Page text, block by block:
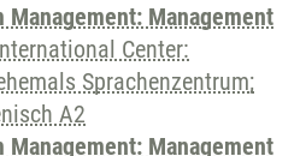
Management: Management
Center:
Sprachenzentrum;
A2
Management: Management